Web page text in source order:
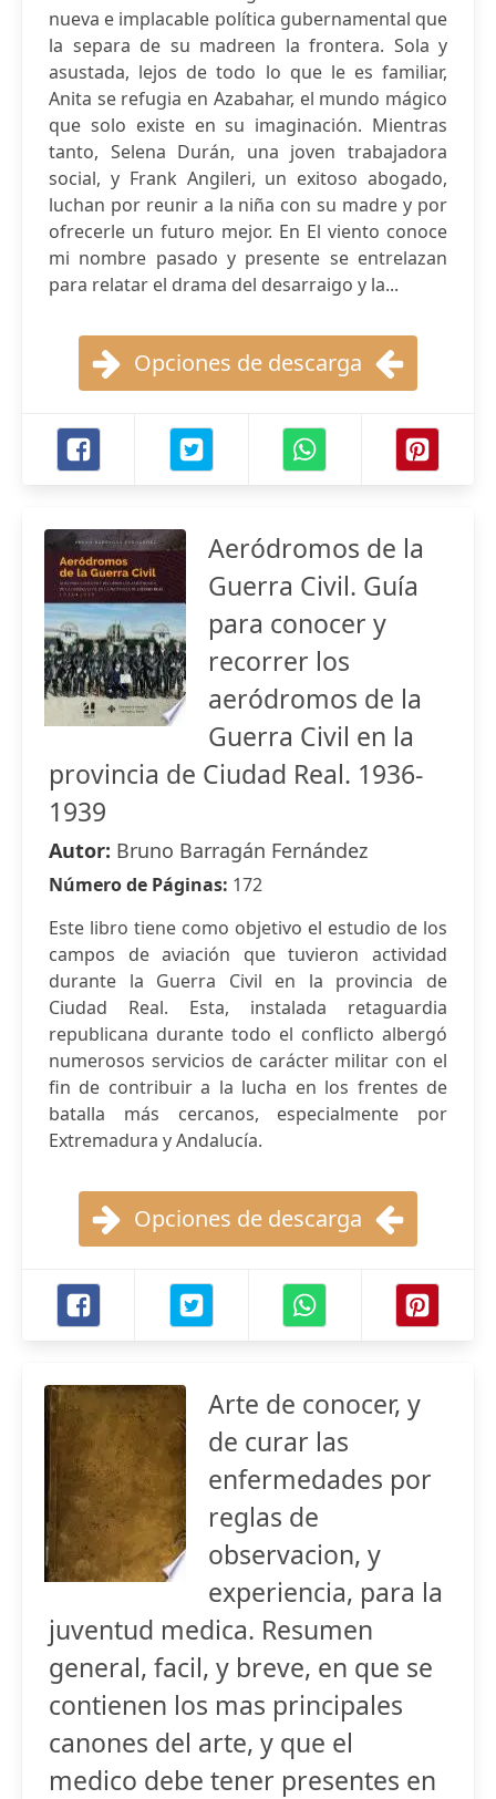
nueva e implacable política gubernamental que
la separa de su madreen la frontera. Sola y
asustada, lejos de todo lo que le es familiar,
Anita se refugia en Azabahar, el mundo mágico
que solo existe en su imaginación. Mientras
tanto, Selena Durán, una joven trabajadora
social, y Frank Angileri, un exitoso abogado,
luchan por reunir a la niña con su madre y por
ofrecerle un futuro mejor. En El viento conoce
mi nombre pasado y presente se entrelazan
para relatar el drama del desarraigo y la...
Opciones de descarga
Aeródromos de la
Guerra Civil. Guía
para conocer y
recorrer los
aeródromos de la
Guerra Civil en la
provincia de Ciudad Real. 1936-
1939
Autor: Bruno Barragán Fernández
Número de Páginas: 172
Este libro tiene como objetivo el estudio de los
campos de aviación que tuvieron actividad
durante la Guerra Civil en la provincia de
Ciudad Real. Esta, instalada retaguardia
republicana durante todo el conflicto albergó
numerosos servicios de carácter militar con el
fin de contribuir a la lucha en los frentes de
batalla más cercanos, especialmente por
Extremadura y Andalucía.
Opciones de descarga
Arte de conocer, y
de curar las
enfermedades por
reglas de
observacion, y
experiencia, para la
juventud medica. Resumen
general, facil, y breve, en que se
contienen los mas principales
canones del arte, y que el
medico debe tener presentes en